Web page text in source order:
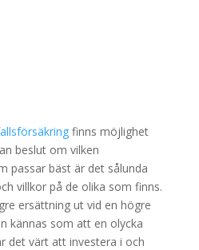
finns möjlighet
beslut om vilken
passar bäst är det sålunda
villkor på de olika som finns.
ersättning ut vid en högre
kännas som att en olycka
det värt att investera i och